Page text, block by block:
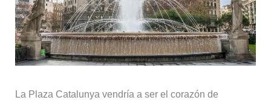
La Plaza Catalunya vendría a ser el corazón de